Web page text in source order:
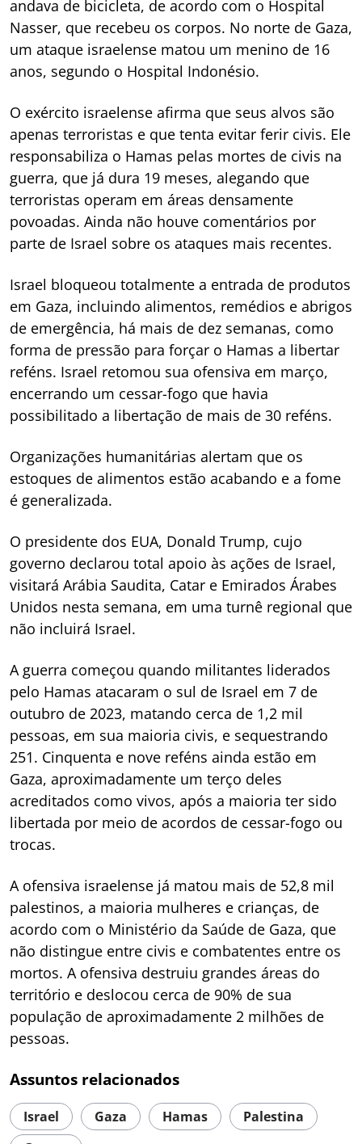
andava de bicicleta, de acordo com o Hospital
Nasser, que recebeu os corpos. No norte de Gaza,
um ataque israelense matou um menino de 16
anos, segundo o Hospital Indonésio.
O exército israelense afirma que seus alvos são
apenas terroristas e que tenta evitar ferir civis. Ele
responsabiliza o Hamas pelas mortes de civis na
guerra, que já dura 19 meses, alegando que
terroristas operam em áreas densamente
povoadas. Ainda não houve comentários por
parte de Israel sobre os ataques mais recentes.
Israel bloqueou totalmente a entrada de produtos
em Gaza, incluindo alimentos, remédios e abrigos
de emergência, há mais de dez semanas, como
forma de pressão para forçar o Hamas a libertar
reféns. Israel retomou sua ofensiva em março,
encerrando um cessar-fogo que havia
possibilitado a libertação de mais de 30 reféns.
Organizações humanitárias alertam que os
estoques de alimentos estão acabando e a fome
é generalizada.
O presidente dos EUA, Donald Trump, cujo
governo declarou total apoio às ações de Israel,
visitará Arábia Saudita, Catar e Emirados Árabes
Unidos nesta semana, em uma turnê regional que
não incluirá Israel.
A guerra começou quando militantes liderados
pelo Hamas atacaram o sul de Israel em 7 de
outubro de 2023, matando cerca de 1,2 mil
pessoas, em sua maioria civis, e sequestrando
251. Cinquenta e nove reféns ainda estão em
Gaza, aproximadamente um terço deles
acreditados como vivos, após a maioria ter sido
libertada por meio de acordos de cessar-fogo ou
trocas.
A ofensiva israelense já matou mais de 52,8 mil
palestinos, a maioria mulheres e crianças, de
acordo com o Ministério da Saúde de Gaza, que
não distingue entre civis e combatentes entre os
mortos. A ofensiva destruiu grandes áreas do
território e deslocou cerca de 90% de sua
população de aproximadamente 2 milhões de
pessoas.
Assuntos relacionados
Israel Gaza Hamas
Palestina